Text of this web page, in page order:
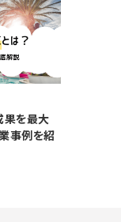
果を最大
事例を紹